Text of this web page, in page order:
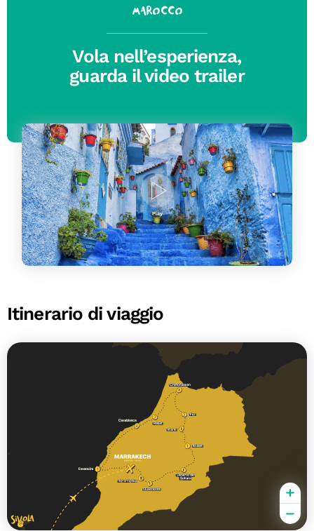
Marocco
Vola nell’esperienza,
guarda il video trailer
Itinerario di viaggio